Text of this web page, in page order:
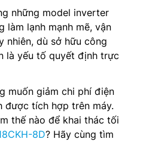
những model inverter
làm lạnh mạnh mẽ, vận
nhiên, dù sở hữu công
là yếu tố quyết định trực
muốn giảm chi phí điện
được tích hợp trên máy.
thế nào để khai thác tối
8D? Hãy cùng tìm